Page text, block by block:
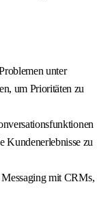
unter
um Prioritäten zu
Kundenerlebnisse zu
mit CRMs,